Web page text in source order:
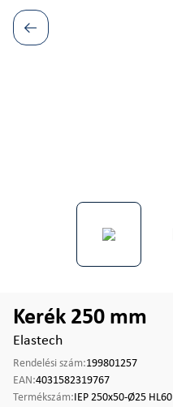
Kerék 250 mm
Elastech
Rendelési szám:199801257
EAN:4031582319767
Termékszám:IEP 250x50-Ø25 HL60